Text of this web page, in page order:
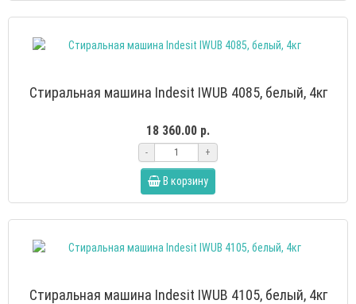
Стиральная машина Indesit IWUB 4085, белый, 4кг
18 360.00 р.
- +
В корзину
Стиральная машина Indesit IWUB 4105, белый, 4кг